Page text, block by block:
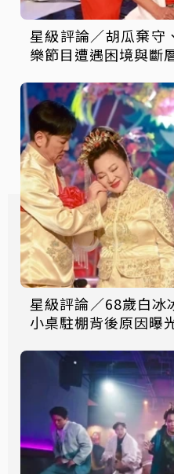
星級評論／胡瓜棄守
樂節目遭遇困境與斷
星級評論／68歲白冰
小桌駐棚背後原因曝